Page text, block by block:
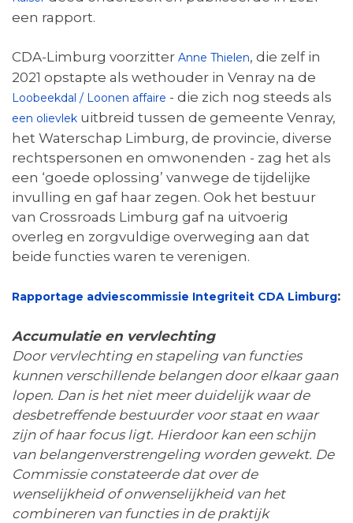
een rapport.
CDA-Limburg voorzitter Anne Thielen, die zelf in
2021 opstapte als wethouder in Venray na de
Loobeekdal / Loonen affaire - die zich nog steeds als
een olievlek uitbreid tussen de gemeente Venray,
het Waterschap Limburg, de provincie, diverse
rechtspersonen en omwonenden - zag het als
een ‘goede oplossing’ vanwege de tijdelijke
invulling en gaf haar zegen. Ook het bestuur
van Crossroads Limburg gaf na uitvoerig
overleg en zorgvuldige overweging aan dat
beide functies waren te verenigen.
Rapportage adviescommissie Integriteit CDA Limburg:
Accumulatie en vervlechting
Door vervlechting en stapeling van functies
kunnen verschillende belangen door elkaar gaan
lopen. Dan is het niet meer duidelijk waar de
desbetreffende bestuurder voor staat en waar
zijn of haar focus ligt. Hierdoor kan een schijn
van belangenverstrengeling worden gewekt. De
Commissie constateerde dat over de
wenselijkheid of onwenselijkheid van het
combineren van functies in de praktijk